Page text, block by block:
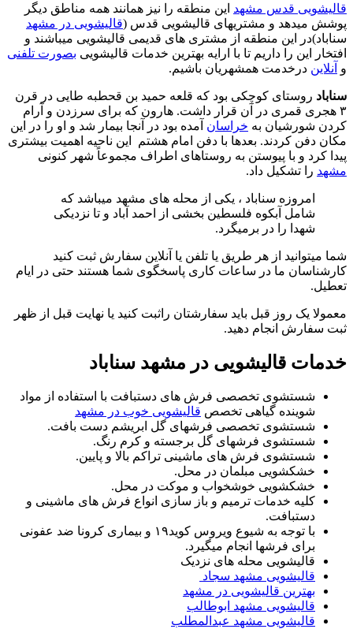
قالیشویی قدس مشهد این منطقه را نیز همانند همه مناطق دیگر
پوشش میدهد و مشتریهای قالیشویی قدس (قالیشویی در مشهد
سناباد)در این منطقه از مشتری های قدیمی قالیشویی میباشند و
افتخار این را داریم تا با ارایه بهترین خدمات قالیشویی بصورت تلفنی
و آنلاین درخدمت همشهریان باشیم.
سناباد روستای کوچکی بود که قلعه حمید بن قحطبه طایی در قرن
۳ هجری قمری در آن قرار داشت. هارون که برای سرزدن و آرام
کردن شورشیان به خراسان آمده بود در آنجا بیمار شد و او را در این
مکان دفن کردند. بعدها با دفن امام هشتم این ناحیه اهمیت بیشتری
پیدا کرد و با پیوستن به روستاهای اطراف مجموعاً شهر کنونی
مشهد را تشکیل داد.
امروزه سناباد ، یکی از محله های مشهد میباشد که
شامل آبکوه فلسطین بخشی از احمد آباد و تا نزدیکی
شهدا را در برمیگرد.
شما میتوانید از هر طریق یا تلفن یا آنلاین سفارش ثبت کنید
کارشناسان ما در ساعات کاری پاسخگوی شما هستند حتی در ایام
تعطیل.
معمولا یک روز قبل باید سفارشتان راثبت کنید یا نهایت قبل از ظهر
ثبت سفارش انجام دهید.
خدمات قالیشویی در مشهد سناباد
شستشوی تخصصی فرش های دستبافت با استفاده از مواد
شوینده گیاهی تخصص قالیشویی خوب در مشهد
شستشوی تخصصی فرشهای گل ابریشم دست بافت.
شستشوی فرشهای گل برجسته و کرم رنگ.
شستشوی فرش های ماشینی تراکم بالا و پایین.
خشکشویی مبلمان در محل.
خشکشویی خوشخواب و موکت در محل.
کلیه خدمات ترمیم و باز سازی انواع فرش های ماشینی و
دستبافت.
با توجه به شیوع ویروس کوید۱۹ و بیماری کرونا ضد عفونی
برای فرشها انجام میگیرد.
قالیشویی محله های نزدیک
قالیشویی مشهد سجاد
بهترین قالیشویی در مشهد
قالیشویی مشهد ابوطالب
قالیشویی مشهد عبدالمطلب